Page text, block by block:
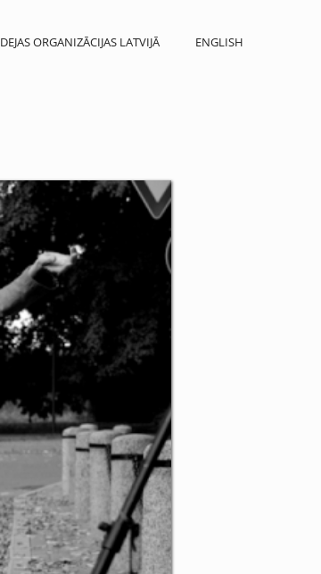
DEJAS ORGANIZĀCIJAS LATVIJĀ ENGLISH